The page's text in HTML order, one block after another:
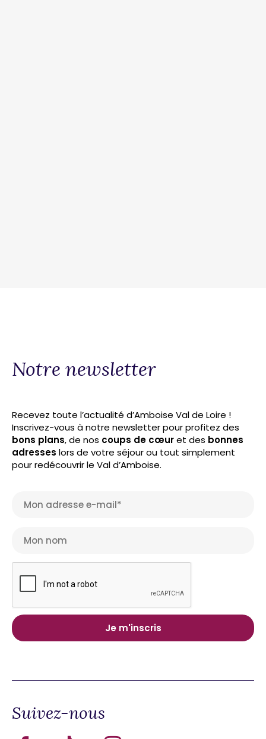
Notre newsletter
Recevez toute l’actualité d’Amboise Val de Loire !
Inscrivez-vous à notre newsletter pour profitez des
bons plans, de nos coups de cœuret des bonnes
adresses lors de votre séjour ou tout simplement
pour redécouvrir le Val d’Amboise.
Suivez-nous